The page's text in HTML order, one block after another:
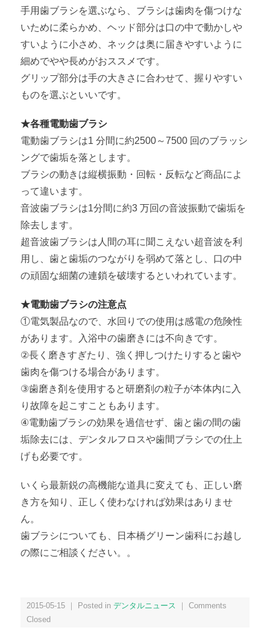
手用歯ブラシを選ぶなら、ブラシは歯肉を傷つけな
いために柔らかめ、ヘッド部分は口の中で動かしや
すいように小さめ、ネックは奥に届きやすいように
細めでやや長めがおススメです。
グリップ部分は手の大きさに合わせて、握りやすい
ものを選ぶといいです。
★各種電動歯ブラシ
電動歯ブラシは1 分間に約2500～7500 回のブラッシ
ングで歯垢を落とします。
ブラシの動きは縦横振動・回転・反転など商品によ
って違います。
音波歯ブラシは1分間に約3 万回の音波振動で歯垢を
除去します。
超音波歯ブラシは人間の耳に聞こえない超音波を利
用し、歯と歯垢のつながりを弱めて落とし、口の中
の頑固な細菌の連鎖を破壊するといわれています。
★電動歯ブラシの注意点
①電気製品なので、水回りでの使用は感電の危険性
があります。入浴中の歯磨きには不向きです。
②長く磨きすぎたり、強く押しつけたりすると歯や
歯肉を傷つける場合があります。
③歯磨き剤を使用すると研磨剤の粒子が本体内に入
り故障を起こすこともあります。
④電動歯ブラシの効果を過信せず、歯と歯の間の歯
垢除去には、デンタルフロスや歯間ブラシでの仕上
げも必要です。
いくら最新鋭の高機能な道具に変えても、正しい磨
き方を知り、正しく使わなければ効果はありませ
ん。
歯ブラシについても、日本橋グリーン歯科にお越し
の際にご相談ください。。
2015-05-15 ｜ Posted in デンタルニュース
Comments
Closed